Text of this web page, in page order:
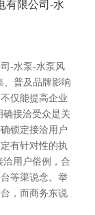
有限公司-水
-水泵-水泵风
、普及品牌影响
仅能提高企业
接洽受众是关
锁定接洽用户
有针对性的执
用户俗例，合
等渠说念。举
，而商务东说